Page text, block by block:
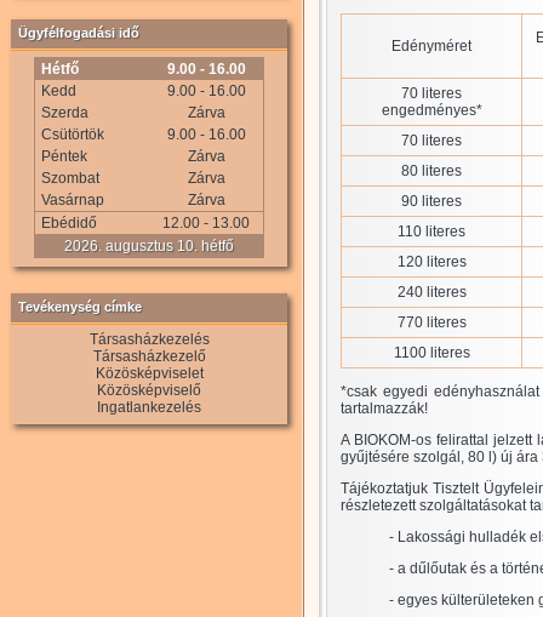
Ügyfélfogadási idő
Hétfő
9.00 - 16.00
Kedd
9.00 - 16.00
Szerda
Zárva
Csütörtök
9.00 - 16.00
Péntek
Zárva
Szombat
Zárva
Vasárnap
Zárva
Ebédidő
12.00 - 13.00
2026. augusztus 10. hétfő
Tevékenység címke
Társasházkezelés
Társasházkezelő
Közösképviselet
Közösképviselő
Ingatlankezelés
Edényméret
70 literes
engedményes*
70 literes
80 literes
90 literes
110 literes
120 literes
240 literes
770 literes
1100 literes
*csak egyedi
tartalmazzák!
A BIOKOM-os felirattal
gyűjtésére szolgál, 80 l) új ára
Tájékoztatjuk Tisztelt
részletezett szolgáltatásokat
- Lakossági hulladék
- a dűlőutak és a
- egyes külterületeken